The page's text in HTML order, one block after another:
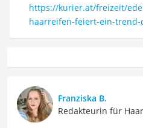
https://kurier.at/freizeit/
haarreifen-feiert-ein-trend-
Franziska B.
Redakteurin für